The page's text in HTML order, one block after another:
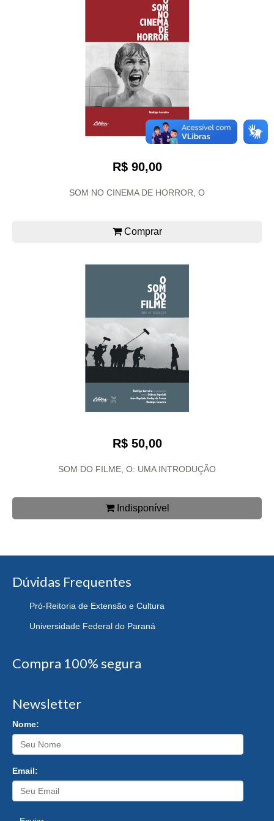
R$ 90,00
SOM NO CINEMA DE HORROR, O
Comprar
R$ 50,00
SOM DO FILME, O: UMA INTRODUÇÃO
Indisponível
Dúvidas Frequentes
Pró-Reitoria de Extensão e Cultura
Universidade Federal do Paraná
Compra 100% segura
Newsletter
Nome:
Email: